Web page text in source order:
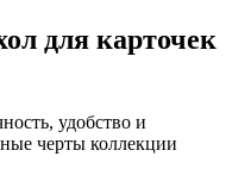
для карточек
удобство и
черты коллекции